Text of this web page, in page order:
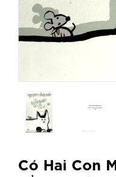
Có Hai Con